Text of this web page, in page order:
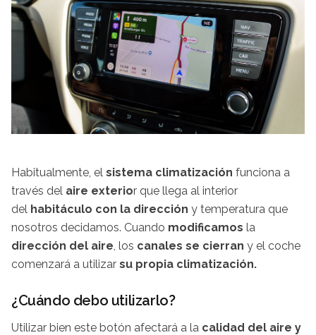
Habitualmente, el sistema climatización funciona a
través del aire exterior que llega al interior
del habitáculo con la dirección y temperatura que
nosotros decidamos. Cuando modificamos la
dirección del aire , los canales se cierran y el coche
comenzará a utilizar su propia climatización.
¿Cuándo debo utilizarlo?
Utilizar bien este botón afectará a la calidad del aire y